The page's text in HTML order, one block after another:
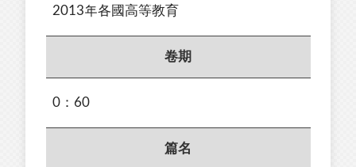
2013年各國高等教育
卷期
0：60
篇名